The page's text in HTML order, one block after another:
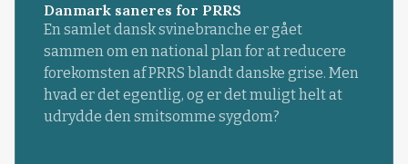
Danmark saneres for PRRS
En samlet dansk svinebranche er gået
sammen om en national plan for at reducere
forekomsten af PRRS blandt danske grise. Men
hvad er det egentlig, og er det muligt helt at
udrydde den smitsomme sygdom?